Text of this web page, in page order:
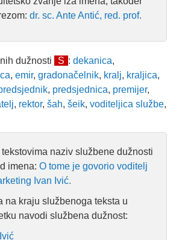
dr. sc. Ante Antić, red. prof.
dužnosti S : dekanica,
, emir, gradonačelnik, kralj, kraljica,
, predsjednica, premijer,
, rektor, šah, šeik, voditeljica službe,
naziv službene dužnosti
imena: O tome je govorio voditelj
Ivan Ivić.
na kraju službenoga teksta u
navodi službena dužnost: